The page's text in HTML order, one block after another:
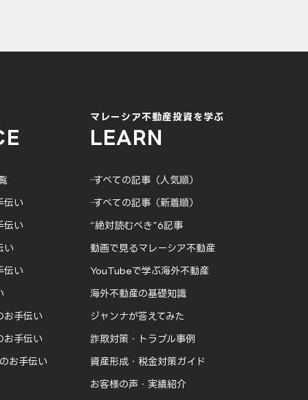
伝い
伝い
い
伝い
お手伝い
お手伝い
お手伝い
マレーシア不動産投資を学ぶ
LEARN
─ すべての記事（人気順）
─ すべての記事（新着順）
“絶対読むべき”6記事
動画で見るマレーシア不動産
YouTubeで学ぶ海外不動産
海外不動産の基礎知識
ジャンナが答えてみた
詐欺対策・トラブル事例
資産形成・税金対策ガイド
お客様の声・実績紹介